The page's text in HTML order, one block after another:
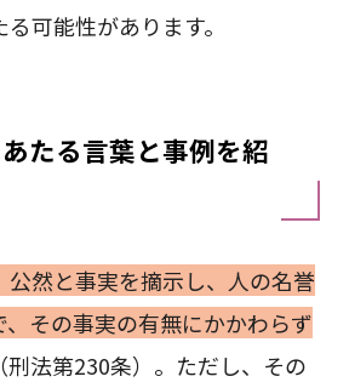
可能性があります。
たる言葉と事例を紹
公然と事実を摘示し、人の名誉
その事実の有無にかかわらず
（刑法第230条）。ただし、その